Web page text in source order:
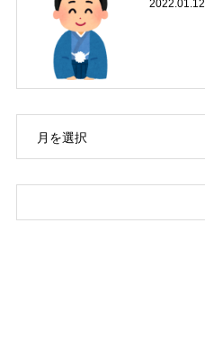
2022.01.12
月を選択